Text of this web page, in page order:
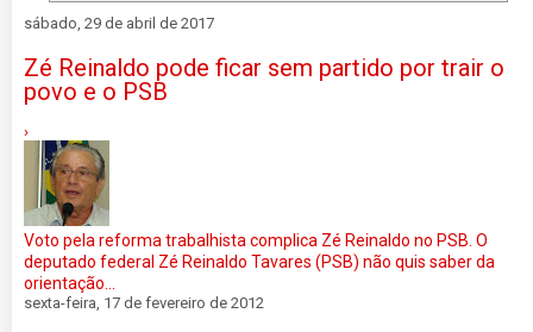
sábado, 29 de abril de 2017
Zé Reinaldo pode ficar sem partido por trair o
povo e o PSB
›
Voto pela reforma trabalhista complica Zé Reinaldo no PSB. O
deputado federal Zé Reinaldo Tavares (PSB) não quis saber da
orientação...
sexta-feira, 17 de fevereiro de 2012